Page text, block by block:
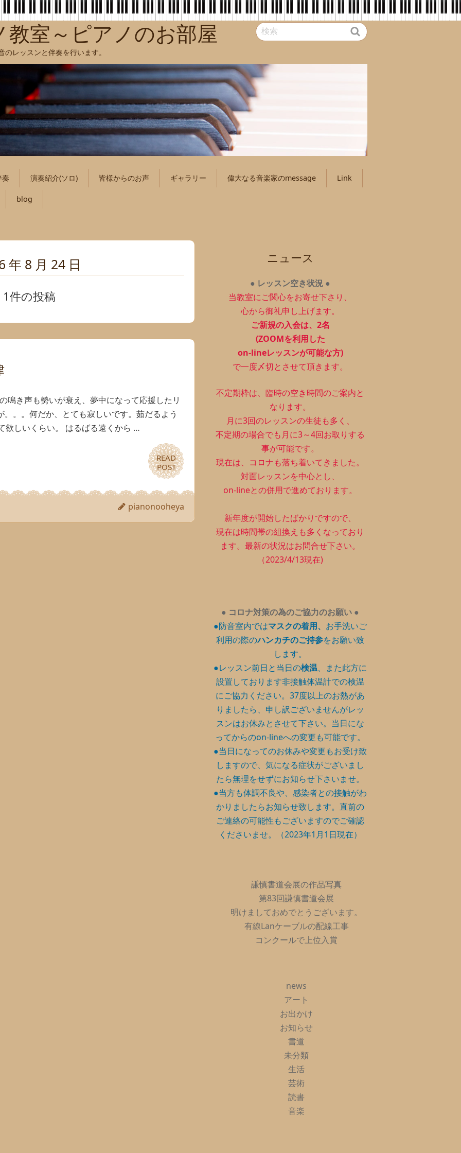
教室～ピアノのお部屋
レッスンと伴奏を行います。
奏 演奏紹介(ソロ) 皆様からのお声 ギャラリー 偉大なる音楽家のmessage Link
blog
年 8 月 24 日
1件の投稿
鳴き声も勢いが衰え、夢中になって応援したリ
。。何だか、とても寂しいです。茹だるよう
欲しいくらい。 はるばる遠くから …
READ
POST
READ
POST
pianonooheya
ニュース
● レッスン空き状況 ●
当教室にご関心をお寄せ下さり、
心から御礼申し上げます。
ご新規の入会は、2名
(ZOOMを利用した
on-lineレッスンが可能な方)
で一度〆切とさせて頂きます。
不定期枠は、 臨時の空き時間のご案内と
なります。
月に3回のレッスンの生徒も多く、
不定期の場合でも月に3～4回お取りする
事が可能です。
現在は、コロナも落ち着いてきました。
対面レッスンを中心とし、
on-lineとの併用で進めております。
新年度が開始したばかりですので、
現在は時間帯の組換えも多くなっており
ます。最新の状況はお問合せ下さい。
（2023/4/13現在)
● コロナ対策の為のご協力のお願い ●
●防音室内ではマスクの着用、 お手洗いご
利用の際のハンカチのご持参をお願い致
します。
●レッスン前日と当日の検温、また此方に
設置しております非接触体温計での検温
にご協力ください。37度以上のお熱があ
りましたら、申し訳ございませんがレッ
スンはお休みとさせて下さい。当日にな
ってからのon-lineへの変更も可能です。
●当日になってのお休みや変更もお受け致
しますので、気になる症状がございまし
たら無理をせずにお知らせ下さいませ。
●当方も体調不良や、感染者との接触がわ
かりましたらお知らせ致します。直前の
ご連絡の可能性もございますのでご確認
くださいませ。（2023年1月1日現在）
謙慎書道会展の作品写真
第83回謙慎書道会展
明けましておめでとうございます。
有線Lanケーブルの配線工事
コンクールで上位入賞
news
アート
お出かけ
お知らせ
書道
未分類
生活
芸術
読書
音楽